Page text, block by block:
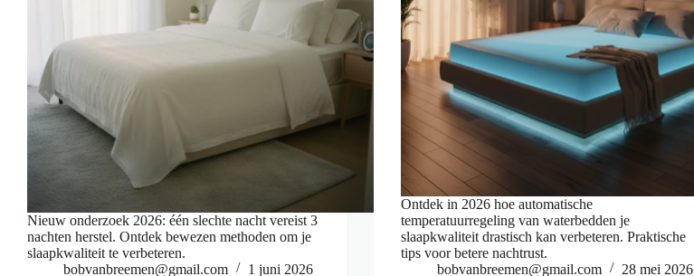
Nieuw onderzoek 2026: één slechte nacht vereist 3
nachten herstel. Ontdek bewezen methoden om je
slaapkwaliteit te verbeteren.
bobvanbreemen@gmail.com
1 juni 2026
Ontdek in 2026 hoe automatische
temperatuurregeling van waterbedden je
slaapkwaliteit drastisch kan verbeteren. Praktische
tips voor betere nachtrust.
bobvanbreemen@gmail.com
28 mei 2026